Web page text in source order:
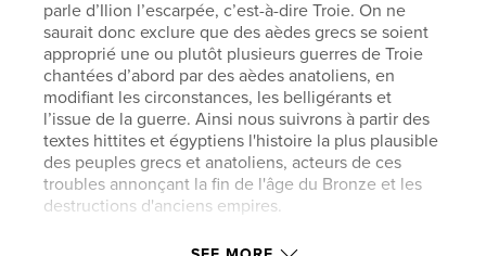
parle d’Ilion l’escarpée, c’est-à-dire Troie. On ne
saurait donc exclure que des aèdes grecs se soient
approprié une ou plutôt plusieurs guerres de Troie
chantées d’abord par des aèdes anatoliens, en
modifiant les circonstances, les belligérants et
l’issue de la guerre. Ainsi nous suivrons à partir des
textes hittites et égyptiens l'histoire la plus plausible
des peuples grecs et anatoliens, acteurs de ces
troubles annonçant la fin de l'âge du Bronze et les
destructions d'anciens empires.